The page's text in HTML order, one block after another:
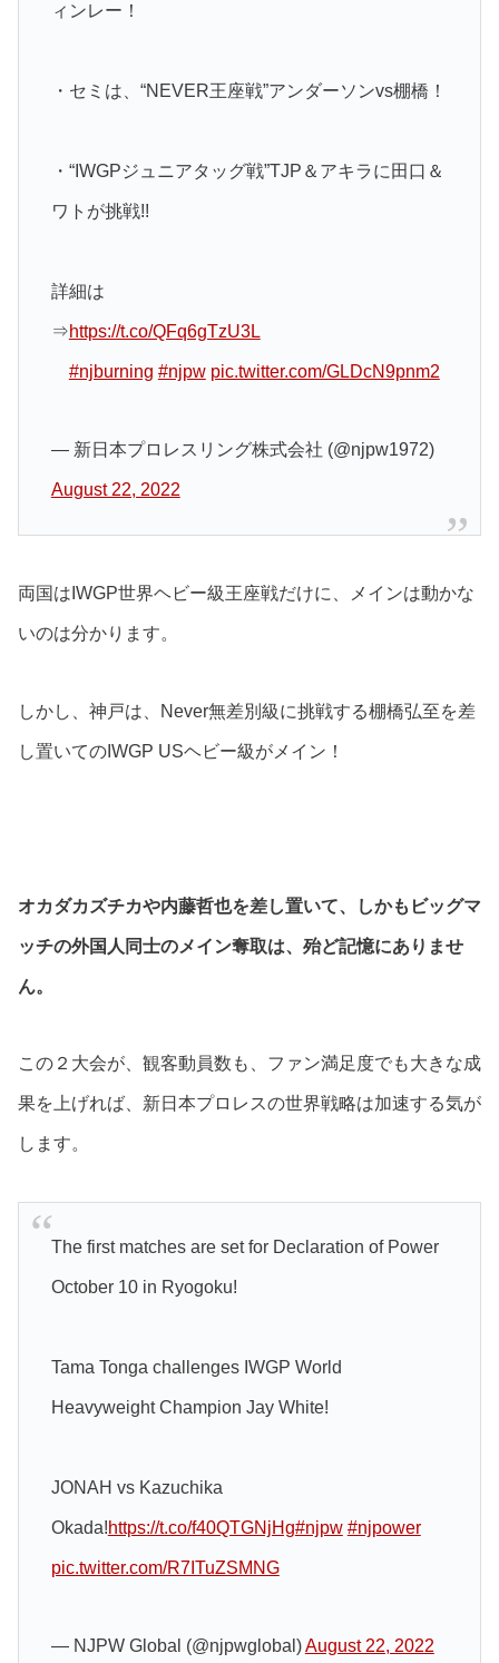
ィンレー！
・セミは、“NEVER王座戦”アンダーソンvs棚橋！
・“IWGPジュニアタッグ戦”TJP＆アキラに田口＆
ワトが挑戦!!
詳細は
⇒https://t.co/QFq6gTzU3L
#njburning #njpw pic.twitter.com/GLDcN9pnm2
— 新日本プロレスリング株式会社 (@njpw1972)
August 22, 2022
両国はIWGP世界ヘビー級王座戦だけに、メインは動かな
いのは分かります。
しかし、神戸は、Never無差別級に挑戦する棚橋弘至を差
し置いてのIWGP USヘビー級がメイン！
オカダカズチカや内藤哲也を差し置いて、しかもビッグマ
ッチの外国人同士のメイン奪取は、殆ど記憶にありませ
ん。
この２大会が、観客動員数も、ファン満足度でも大きな成
果を上げれば、新日本プロレスの世界戦略は加速する気が
します。
The first matches are set for Declaration of Power
October 10 in Ryogoku!
Tama Tonga challenges IWGP World
Heavyweight Champion Jay White!
JONAH vs Kazuchika
Okada!https://t.co/f40QTGNjHg#njpw #njpower
pic.twitter.com/R7ITuZSMNG
— NJPW Global (@njpwglobal)August 22, 2022